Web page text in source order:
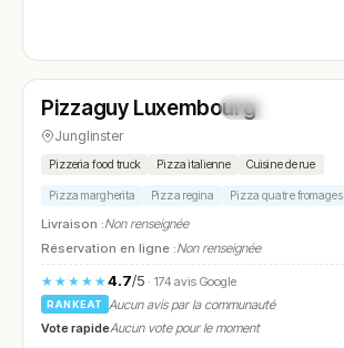
N° 4
Pizzaguy Luxembourg
Junglinster
Pizzeria food truck Pizza italienne Cuisine de rue
Pizza margherita Pizza regina Pizza quatre fromages
Livraison :Non renseignée
Réservation en ligne :Non renseignée
★★★★★4.7/5· 174 avis Google
RANKEAT
Aucun avis par la communauté
Vote rapideAucun vote pour le moment